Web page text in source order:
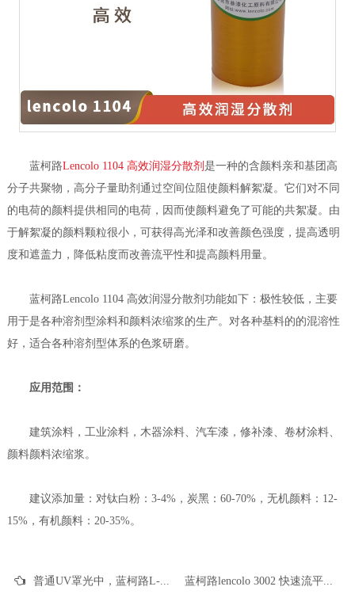
蓝柯路Lencolo 1104 高效润湿分散剂 是一种的含颜料亲和基团高
分子共聚物，高分子量助剂通过空间位阻使颜料解絮凝。它们对不同
的电荷的颜料提供相同的电荷，因而使颜料避免了可能的共絮凝。由
于解絮凝的颜料颗粒很小，可获得高光泽和改善颜色强度，提高透明
度和遮盖力，降低粘度而改善流平性和提高颜料用量。
蓝柯路Lencolo 1104 高效润湿分散剂功能如下：极性较低，主要
用于是各种溶剂型涂料和颜料浓缩浆的生产。对各种基料的的混溶性
好，适合各种溶剂型体系的色浆研磨。
应用范围：
建筑涂料，工业涂料，木器涂料、汽车漆，修补漆、卷材涂料、
颜料颜料浓缩浆。
建议添加量：对钛白粉：3-4%，炭黑：60-70%，无机颜料：12-
15%，有机颜料：20-35%。
蓝柯路lencolo 3002 快速流平剂的技术应用